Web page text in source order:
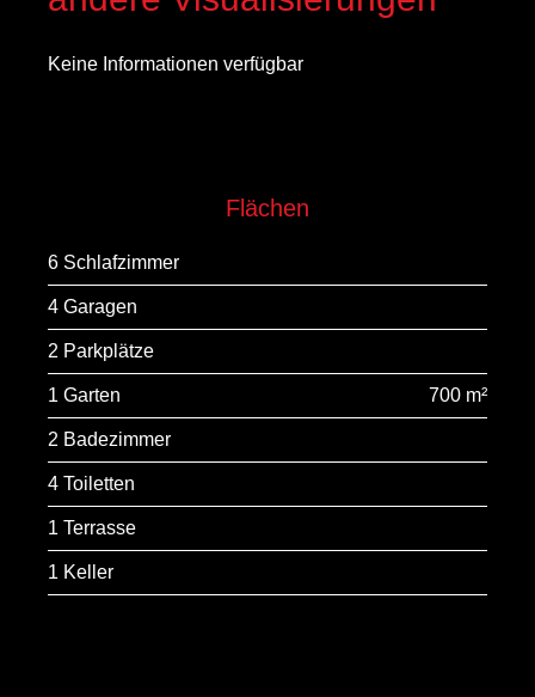
Keine Informationen verfügbar
Flächen
6 Schlafzimmer
4 Garagen
2 Parkplätze
1 Garten 700 m²
2 Badezimmer
4 Toiletten
1 Terrasse
1 Keller